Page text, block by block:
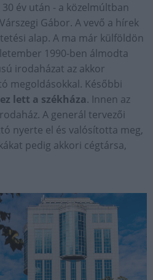
év után - a közelmúltban
Gábor. A vevő a hírek
alap. A ma már külföldön
1990-ben álmodta
irodaházat az akkor
megoldásokkal. Későbbi
lett a székháza. Innen az
A generál tervezői
nyerte el és valósította meg,
pedig akkori cégtársa,